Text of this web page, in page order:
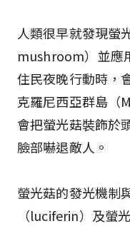
人類很早就發現
mushroom）並應
住民夜晚行動時，
克羅尼西亞群島（
會把螢光菇裝飾於
臉部嚇退敵人。
螢光菇的發光機制
（luciferin）及螢